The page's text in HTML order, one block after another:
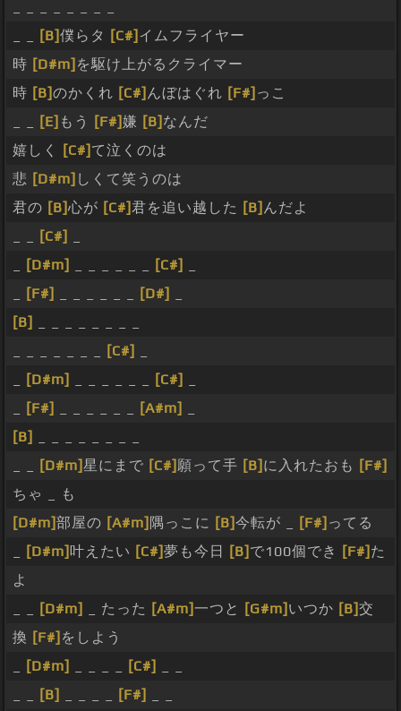
[B]僕らタ [C#] イムフライヤー
時 [D#m] を駆け上がるクライマー
時 [B]のかくれ [C#] んぼはぐれ [F#] っこ
[E] もう [F#]嫌 [B] なんだ
嬉しく
[C#] て泣くのは
悲 [D#m] しくて笑うのは
君の [B]心が [C#]君を追い越した [B] んだよ
[C#]
[D#m] [C#]
[F#] [D#]
[B]
[C#]
[D#m] [C#]
[F#] [A#m]
[B]
[D#m]星にまで [C#] 願って手 [B] に入れたおも [F#]
ちゃ _ も
[D#m]部屋の [A#m] 隅っこに [B]今転が _ [F#] ってる
[D#m]叶えたい [C#]夢も今日 [B] で100個でき [F#] た
よ
[D#m] _ たった [A#m]一つと [G#m] いつか [B]交
換 [F#] をしよう
[D#m] [C#]
[B] [F#]